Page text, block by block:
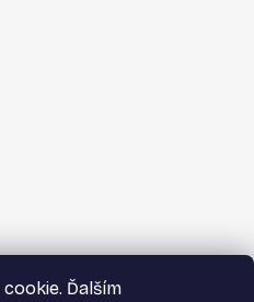
Ďalším